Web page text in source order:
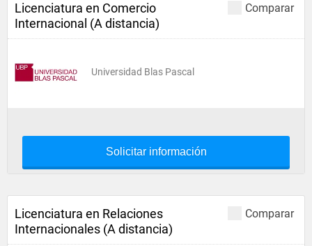
Comparar
Licenciatura en Comercio
Internacional (A distancia)
Universidad Blas Pascal
Solicitar información
Comparar
Licenciatura en Relaciones
Internacionales (A distancia)